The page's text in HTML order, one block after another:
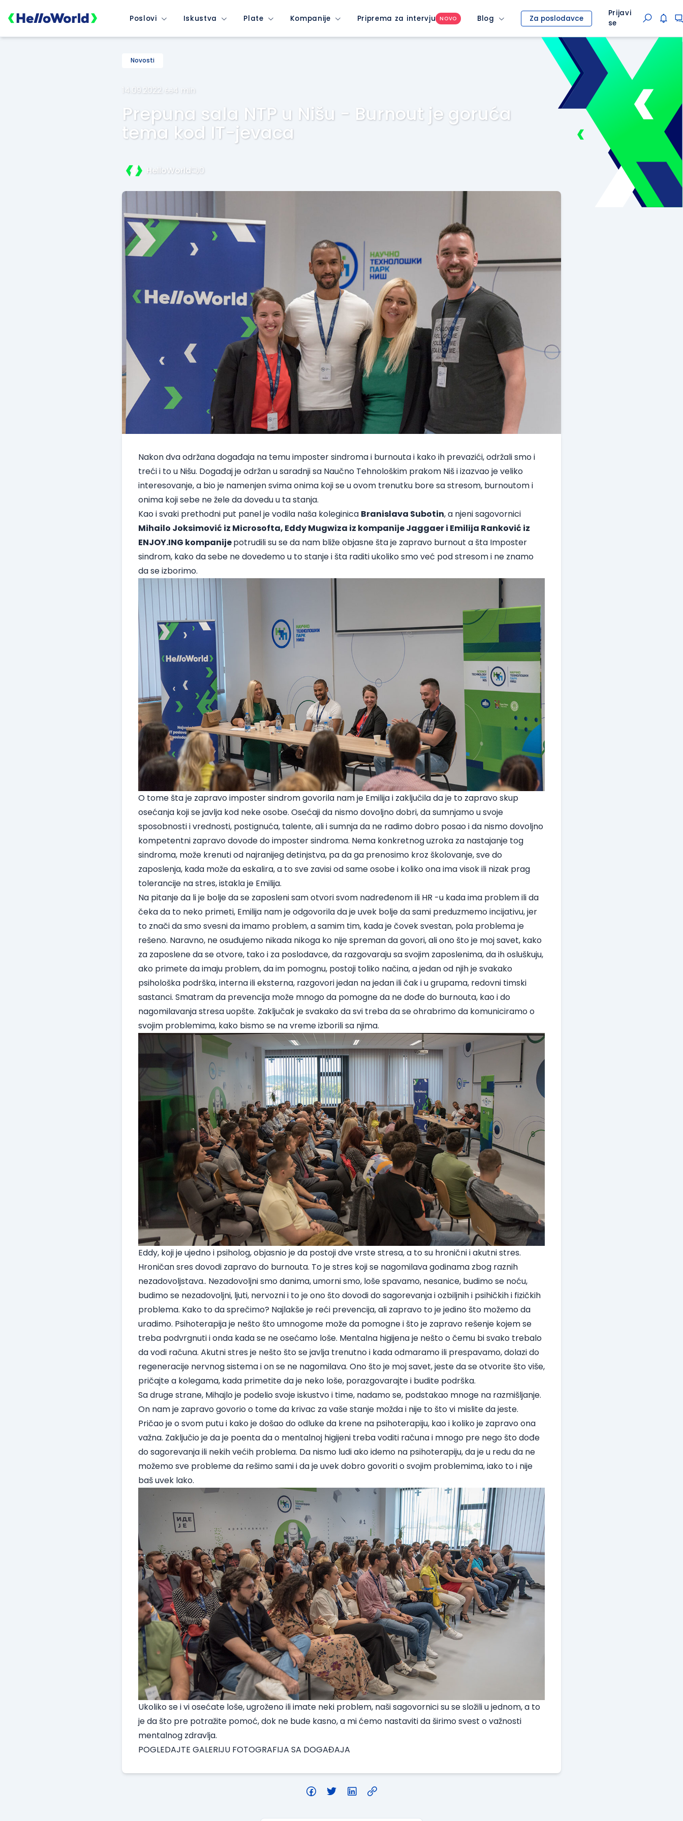
Poslovi Iskustva Plate Kompanije Priprema za intervju NOVO Blog Za poslodavce
Prijavi
se
Novosti
14.09.2022. 4 min
Prepuna sala NTP u Nišu - Burnout je goruća
tema kod IT-jevaca
HelloWorld 0
Nakon dva održana događaja na temu imposter sindroma i burnouta i kako ih prevazići, održali smo i
treći i to u Nišu. Događaj je održan u saradnji sa Naučno Tehnološkim prakom Niš i izazvao je veliko
interesovanje, a bio je namenjen svima onima koji se u ovom trenutku bore sa stresom, burnoutom i
onima koji sebe ne žele da dovedu u ta stanja.
Kao i svaki prethodni put panel je vodila naša koleginica Branislava Subotin, a njeni sagovornici
Mihailo Joksimović iz Microsofta, Eddy Mugwiza iz kompanije Jaggaer i Emilija Ranković iz
ENJOY.ING kompanijepotrudili su se da nam bliže objasne šta je zapravo burnout a šta Imposter
sindrom, kako da sebe ne dovedemo u to stanje i šta raditi ukoliko smo već pod stresom i ne znamo
da se izborimo.
O tome šta je zapravo imposter sindrom govorila nam je Emilija i zaključila da je to zapravo skup
osećanja koji se javlja kod neke osobe. Osećaji da nismo dovoljno dobri, da sumnjamo u svoje
sposobnosti i vrednosti, postignuća, talente, ali i sumnja da ne radimo dobro posao i da nismo dovoljno
kompetentni zapravo dovode do imposter sindroma. Nema konkretnog uzroka za nastajanje tog
sindroma, može krenuti od najranijeg detinjstva, pa da ga prenosimo kroz školovanje, sve do
zaposlenja, kada može da eskalira, a to sve zavisi od same osobe i koliko ona ima visok ili nizak prag
tolerancije na stres, istakla je Emilija.
Na pitanje da li je bolje da se zaposleni sam otvori svom nadređenom ili HR -u kada ima problem ili da
čeka da to neko primeti, Emilija nam je odgovorila da je uvek bolje da sami preduzmemo incijativu, jer
to znači da smo svesni da imamo problem, a samim tim, kada je čovek svestan, pola problema je
rešeno. Naravno, ne osuđujemo nikada nikoga ko nije spreman da govori, ali ono što je moj savet, kako
za zaposlene da se otvore, tako i za poslodavce, da razgovaraju sa svojim zaposlenima, da ih osluškuju,
ako primete da imaju problem, da im pomognu, postoji toliko načina, a jedan od njih je svakako
psihološka podrška, interna ili eksterna, razgovori jedan na jedan ili čak i u grupama, redovni timski
sastanci. Smatram da prevencija može mnogo da pomogne da ne dođe do burnouta, kao i do
nagomilavanja stresa uopšte. Zaključak je svakako da svi treba da se ohrabrimo da komuniciramo o
svojim problemima, kako bismo se na vreme izborili sa njima.
Eddy, koji je ujedno i psiholog, objasnio je da postoji dve vrste stresa, a to su hronični i akutni stres.
Hroničan sres dovodi zapravo do burnouta. To je stres koji se nagomilava godinama zbog raznih
nezadovoljstava.. Nezadovoljni smo danima, umorni smo, loše spavamo, nesanice, budimo se noću,
budimo se nezadovoljni, ljuti, nervozni i to je ono što dovodi do sagorevanja i ozbiljnih i psihičkih i fizičkih
problema. Kako to da sprečimo? Najlakše je reći prevencija, ali zapravo to je jedino što možemo da
uradimo. Psihoterapija je nešto što umnogome može da pomogne i što je zapravo rešenje kojem se
treba podvrgnuti i onda kada se ne osećamo loše. Mentalna higijena je nešto o čemu bi svako trebalo
da vodi računa. Akutni stres je nešto što se javlja trenutno i kada odmaramo ili prespavamo, dolazi do
regeneracije nervnog sistema i on se ne nagomilava. Ono što je moj savet, jeste da se otvorite što više,
pričajte a kolegama, kada primetite da je neko loše, porazgovarajte i budite podrška.
Sa druge strane, Mihajlo je podelio svoje iskustvo i time, nadamo se, podstakao mnoge na razmišljanje.
On nam je zapravo govorio o tome da krivac za vaše stanje možda i nije to što vi mislite da jeste.
Pričao je o svom putu i kako je došao do odluke da krene na psihoterapiju, kao i koliko je zapravo ona
važna. Zaključio je da je poenta da o mentalnoj higijeni treba voditi računa i mnogo pre nego što dođe
do sagorevanja ili nekih većih problema. Da nismo ludi ako idemo na psihoterapiju, da je u redu da ne
možemo sve probleme da rešimo sami i da je uvek dobro govoriti o svojim problemima, iako to i nije
baš uvek lako.
Ukoliko se i vi osećate loše, ugroženo ili imate neki problem, naši sagovornici su se složili u jednom, a to
je da što pre potražite pomoć, dok ne bude kasno, a mi ćemo nastaviti da širimo svest o važnosti
mentalnog zdravlja.
POGLEDAJTE GALERIJU FOTOGRAFIJA SA DOGAĐAJA